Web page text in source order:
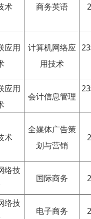
术 商务英语
应用
计算机网络应
用技术
应用
会计信息管理
术
全媒体广告策
划与营销
络技
国际商务
络技
电子商务